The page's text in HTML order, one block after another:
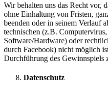
Wir behalten uns das Recht vor,
ohne Einhaltung von Fristen,
beenden oder in seinem Verlauf
technischen (z.B.
Software/Hardware) oder
durch Facebook) nicht möglich
Durchführung des Gewinnspiels
Datenschutz